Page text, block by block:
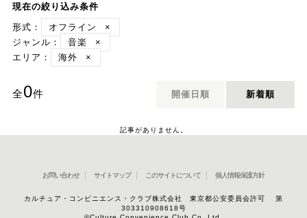
現在の絞り込み条件
形式：
オフライン
×
ジャンル：
音楽
×
エリア：
海外 ×
全0件 開催日順 新着順
記事がありません。
お問い合わせ サイトマップ このサイトについて 個人情報保護方針
カルチュア・コンビニエンス・クラブ株式会社 東京都公安委員会許可 第
303310908618号